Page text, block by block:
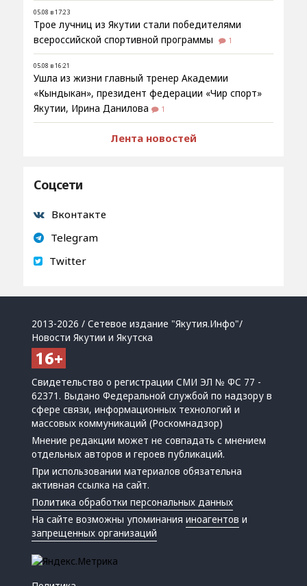
05.08 в 17:23
Трое лучниц из Якутии стали победителями
всероссийской спортивной программы
1
05.08 в 16:21
Ушла из жизни главный тренер Академии
«Кындыкан», президент федерации «Чир спорт»
Якутии, Ирина Данилова
1
Лента новостей
Соцсети
Вконтакте
Telegram
Twitter
2013-2026 / Сетевое издание "Якутия.Инфо"/
Новости Якутии и Якутска
Свидетельство о регистрации СМИ ЭЛ № ФС 77 -
62371. Выдано Федеральной службой по надзору в
сфере связи, информационных технологий и
массовых коммуникаций (Роскомнадзор)
Мнение редакции может не совпадать с мнением
отдельных авторов и героев публикаций.
При использовании материалов обязательна
активная ссылка на сайт.
Политика обработки персональных данных
На сайте возможны упоминанияиноагентов и
запрещенных организаций